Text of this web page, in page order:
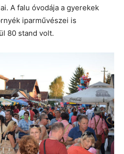
A falu óvodája a gyerekek
iparművészei is
80 stand volt.